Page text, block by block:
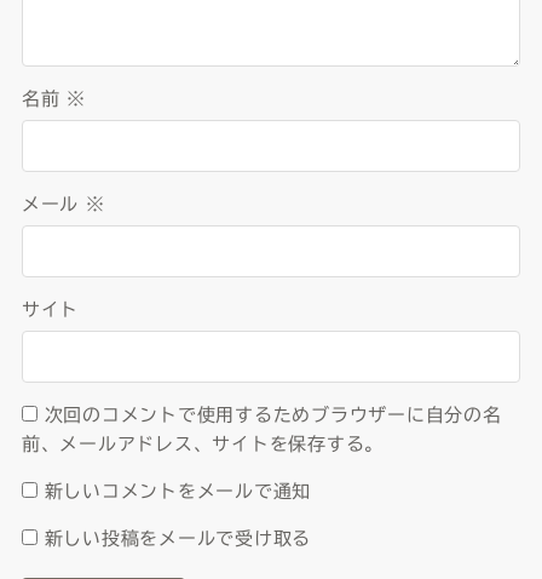
名前 ※
メール ※
サイト
次回のコメントで使用するためブラウザーに自分の名
前、メールアドレス、サイトを保存する。
新しいコメントをメールで通知
新しい投稿をメールで受け取る